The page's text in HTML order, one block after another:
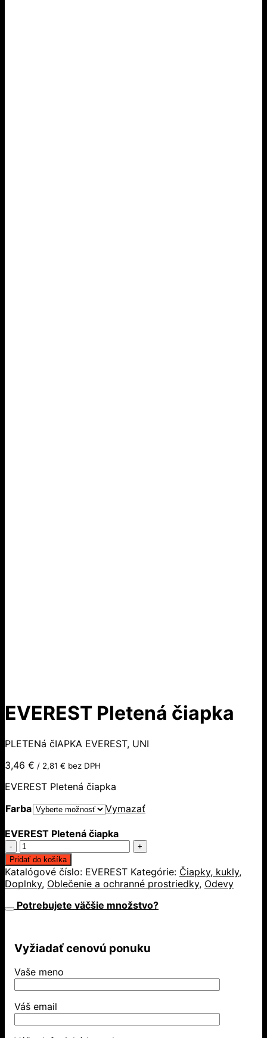
EVEREST Pletená čiapka
PLETENá čIAPKA EVEREST, UNI
3,46 € / 2,81 € bez DPH
EVEREST Pletená čiapka
Farba
Vymazať
EVEREST Pletená čiapka
množstvo
EVEREST
Pletená
čiapka
Pridať do košíka
Katalógové číslo: EVEREST Kategórie: Čiapky, kukly,
Doplnky, Oblečenie a ochranné prostriedky, Odevy
Potrebujete väčšie množstvo?
Vyžiadať cenovú ponuku
Vaše meno
Váš email